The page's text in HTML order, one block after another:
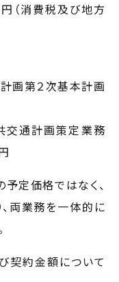
円（消費税及び地方
２次基本計画
画策定業務
価格ではなく、
両業務を一体的に
金額について